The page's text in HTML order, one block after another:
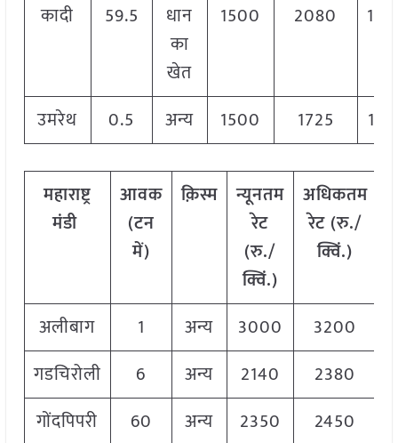
कादी 59.5
धान
का
खेत
1500 2080
उमरेथ 0.5 अन्य 1500 1725
महाराष्ट्र
मंडी
आवक
(टन
में)
क़िस्म
न्यूनतम
रेट
(रु./
क्विं.)
अधिकतम
रेट (रु./
क्विं.)
अलीबाग
1 अन्य 3000 3200
गडचिरोली
6 अन्य 2140 2380
गोंदपिपरी
60 अन्य 2350 2450